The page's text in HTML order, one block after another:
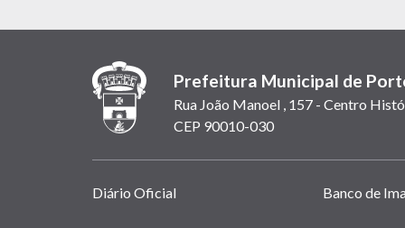
Prefeitura Municipal de
Rua João Manoel , 157 - Centro
CEP 90010-030
Links
Diário Oficial Banco de